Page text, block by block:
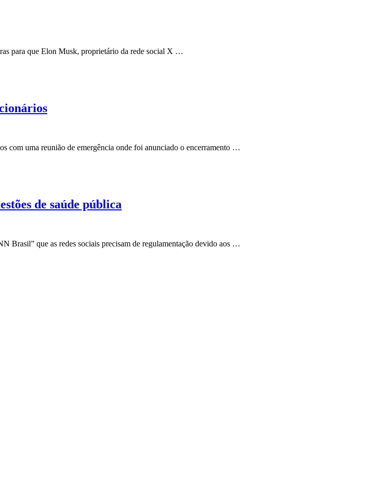
para que Elon Musk, proprietário da rede social X …
com uma reunião de emergência onde foi anunciado o encerramento …
de saúde pública
Brasil” que as redes sociais precisam de regulamentação devido aos …